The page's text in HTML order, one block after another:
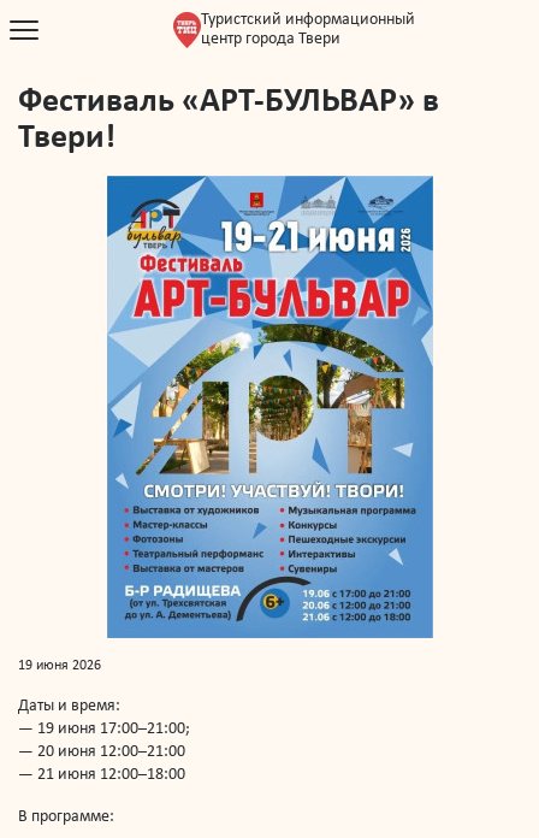
Туристский информационный
центр города Твери
Фестиваль «АРТ-БУЛЬВАР» в
Твери!
19 июня 2026
Даты и время:
— 19 июня 17:00–21:00;
— 20 июня 12:00–21:00
— 21 июня 12:00–18:00
В программе: